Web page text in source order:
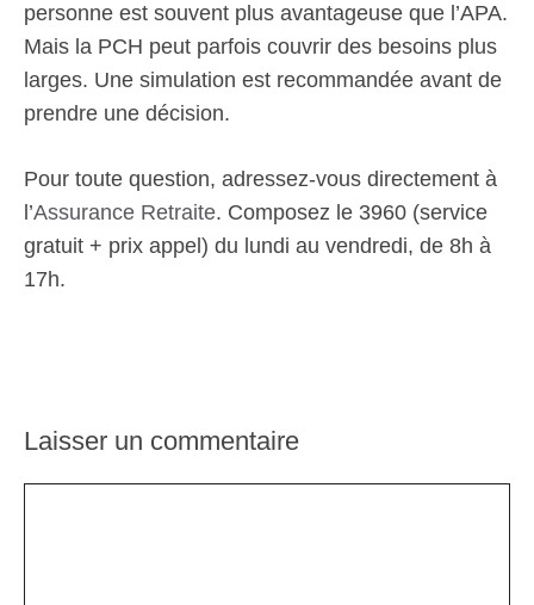
personne est souvent plus avantageuse que l’APA.
Mais la PCH peut parfois couvrir des besoins plus
larges. Une simulation est recommandée avant de
prendre une décision.
Pour toute question, adressez-vous directement à
l’Assurance Retraite. Composez le 3960 (service
gratuit + prix appel) du lundi au vendredi, de 8h à
17h.
Laisser un commentaire